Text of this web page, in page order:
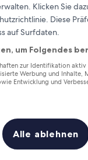
für jede
Klicken Sie
Diese
auf Surfdaten.
um Folgendes
zur Identifikation
Werbung und Inhalte,
Entwicklung und
Alle ablehnen